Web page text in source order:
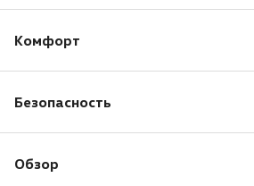
USB
Голосовое управление
Тонированные стекла
Кожа (Материал салона)
Отделка кожей рулевого колеса
Комфорт
Бортовой компьютер
Запуск двигателя с кнопки
Система доступа без ключа
Безопасность
Антиблокировочная система (ABS)
Обзор